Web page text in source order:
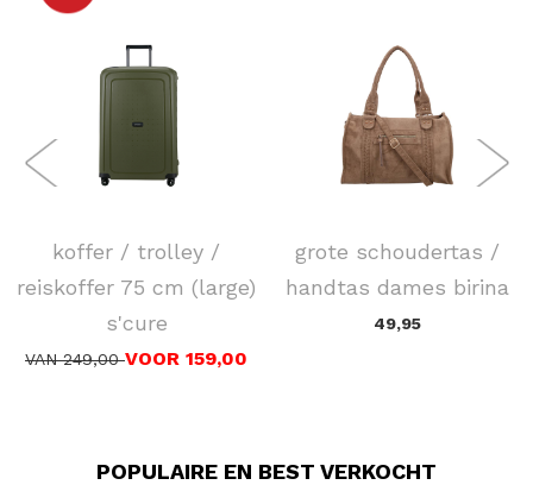
koffer / trolley /
reiskoffer 75 cm (large)
s'cure
VAN 249,00VOOR 159,00
grote schoudertas /
handtas dames birina
49,95
POPULAIRE EN BEST VERKOCHT